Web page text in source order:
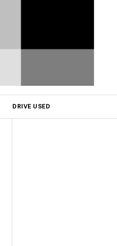
DRIVE USED